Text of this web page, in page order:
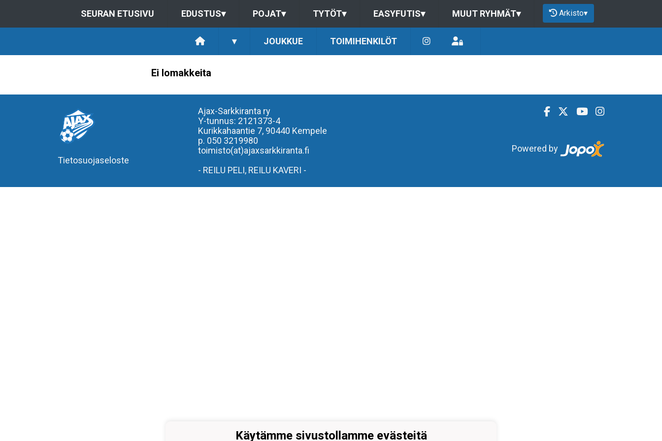
SEURAN ETUSIVU EDUSTUS▾ POJAT▾ TYTÖT▾ EASYFUTIS▾ MUUT RYHMÄT▾ Arkisto▾
▾ JOUKKUE TOIMIHENKILÖT
Ei lomakkeita
Tietosuojaseloste
Ajax-Sarkkiranta ry
Y-tunnus: 2121373-4
Kurikkahaantie 7, 90440 Kempele
p. 050 3219980
toimisto(at)ajaxsarkkiranta.fi
- REILU PELI, REILU KAVERI -
Powered by
Käytämme sivustollamme evästeitä